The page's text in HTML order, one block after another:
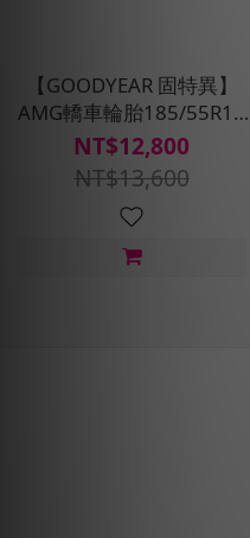
【GOODYEAR 固特異】
AMG轎車輪胎185/55R16
四入組(濕抓/耐用雙重保
護)含安裝定位平衡
NT$12,800
NT$13,600